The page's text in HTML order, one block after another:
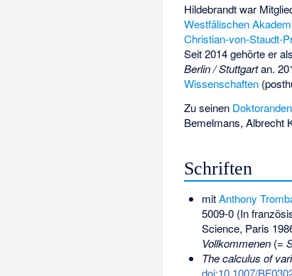
Hildebrandt war
Westfälischen
Christian-von-Staudt-
Seit 2014 gehörte er
Berlin / Stuttgartan.
Wissenschaften
Zu seinen Doktoranden
Bemelmans, Albrecht
Schriften
mitAnthony
5009-0(In
Science, Paris
Vollkommenen(=
The calculus of
doi:10.1007/